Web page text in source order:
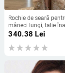
Rochie de seară
mâneci lungi, talie
lungă, țesătură spray
340.38 Lei